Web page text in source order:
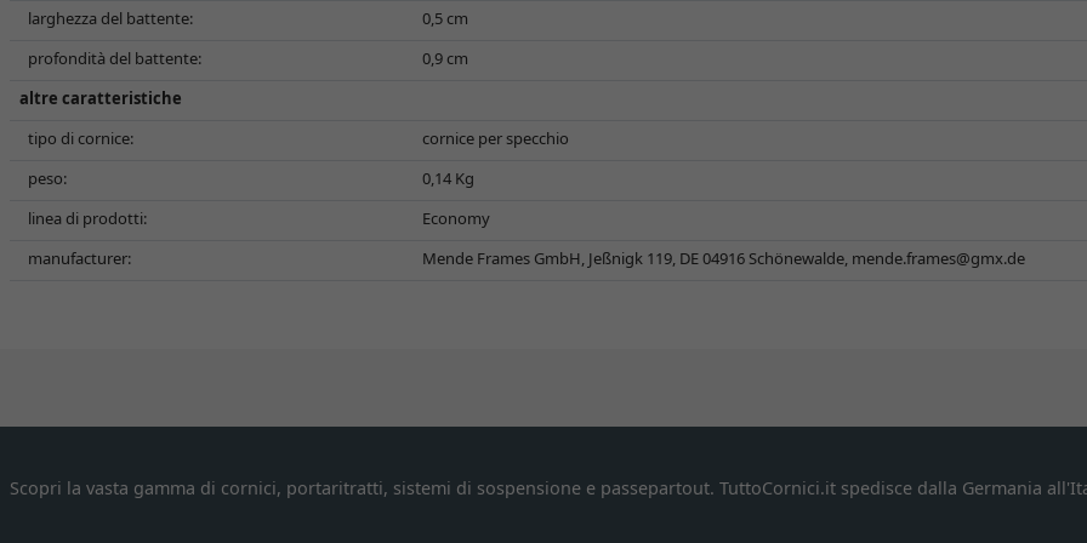
larghezza del battente:
0,5 cm
profondità del battente:
0,9 cm
altre caratteristiche
tipo di cornice:
cornice per specchio
peso:
0,14 Kg
linea di prodotti:
Economy
manufacturer:
Mende Frames GmbH, Jeßnigk 119, DE 04916 Schönewalde, mende.frames@gmx.de
Scopri la vasta gamma di cornici, portaritratti, sistemi di sospensione e passepartout. TuttoCornici.it spedisce dalla Germania